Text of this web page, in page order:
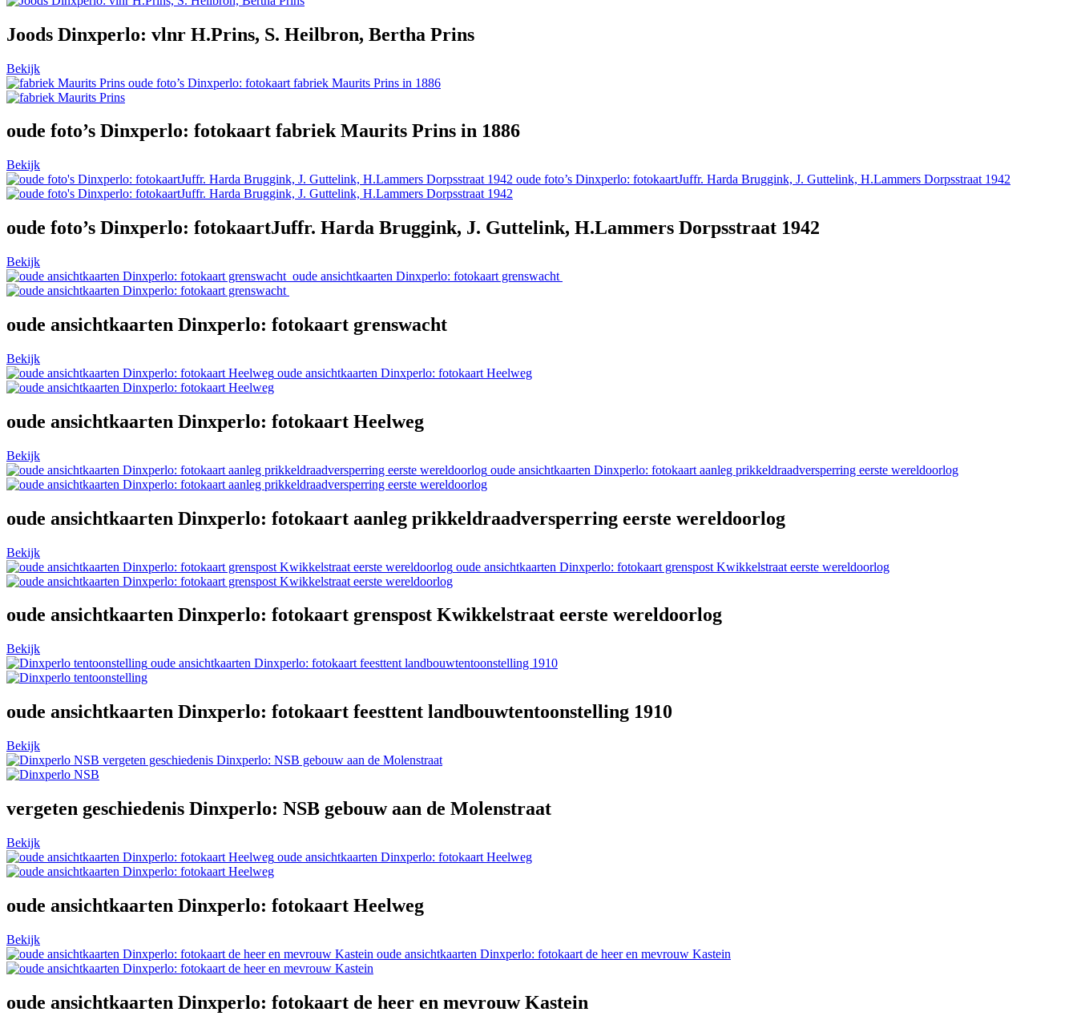
Joods Dinxperlo: vlnr H.Prins, S. Heilbron, Bertha Prins
Bekijk
oude foto’s Dinxperlo: fotokaart fabriek Maurits Prins in 1886
oude foto’s Dinxperlo: fotokaart fabriek Maurits Prins in 1886
Bekijk
oude foto’s Dinxperlo: fotokaartJuffr. Harda Bruggink, J. Guttelink, H.Lammers Dorpsstraat 1942
oude foto’s Dinxperlo: fotokaartJuffr. Harda Bruggink, J. Guttelink, H.Lammers Dorpsstraat 1942
Bekijk
oude ansichtkaarten Dinxperlo: fotokaart grenswacht
oude ansichtkaarten Dinxperlo: fotokaart grenswacht
Bekijk
oude ansichtkaarten Dinxperlo: fotokaart Heelweg
oude ansichtkaarten Dinxperlo: fotokaart Heelweg
Bekijk
oude ansichtkaarten Dinxperlo: fotokaart aanleg prikkeldraadversperring eerste wereldoorlog
oude ansichtkaarten Dinxperlo: fotokaart aanleg prikkeldraadversperring eerste wereldoorlog
Bekijk
oude ansichtkaarten Dinxperlo: fotokaart grenspost Kwikkelstraat eerste wereldoorlog
oude ansichtkaarten Dinxperlo: fotokaart grenspost Kwikkelstraat eerste wereldoorlog
Bekijk
oude ansichtkaarten Dinxperlo: fotokaart feesttent landbouwtentoonstelling 1910
oude ansichtkaarten Dinxperlo: fotokaart feesttent landbouwtentoonstelling 1910
Bekijk
vergeten geschiedenis Dinxperlo: NSB gebouw aan de Molenstraat
vergeten geschiedenis Dinxperlo: NSB gebouw aan de Molenstraat
Bekijk
oude ansichtkaarten Dinxperlo: fotokaart Heelweg
oude ansichtkaarten Dinxperlo: fotokaart Heelweg
Bekijk
oude ansichtkaarten Dinxperlo: fotokaart de heer en mevrouw Kastein
oude ansichtkaarten Dinxperlo: fotokaart de heer en mevrouw Kastein